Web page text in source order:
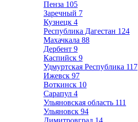
Пенза 105
Заречный 7
Кузнецк 4
Республика Дагестан 124
Махачкала 88
Дербент 9
Каспийск 9
Удмуртская Республика 117
Ижевск 97
Воткинск 10
Сарапул 4
Ульяновская область 111
Ульяновск 94
Димитровград 14